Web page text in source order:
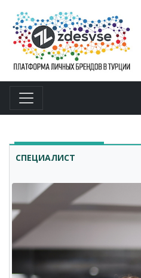
СПЕЦИАЛИСТ